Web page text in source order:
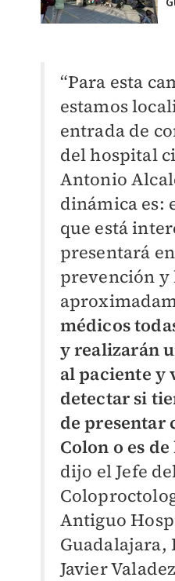
“Para esta
estamos
entrada de
del hospital
Antonio
dinámica es:
que está
presentará
prevención y
médicos
y realizarán
al paciente y
detectar si
de presentar
Colon o es
dijo el Jefe
Antiguo
Guadalajara,
Javier